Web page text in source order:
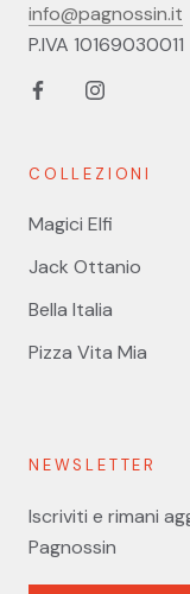
info@pagnossin.it
P.IVA 10169030011
COLLEZIONI
Magici Elfi
Jack Ottanio
Bella Italia
Pizza Vita Mia
NEWSLETTER
Iscriviti e rimani
Pagnossin